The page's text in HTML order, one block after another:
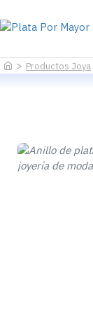
Productos Joya